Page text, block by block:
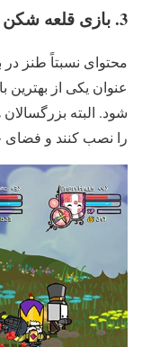
3. بازی قلعه شکن (Castle Crashers)
محتوای نسبتاً طنز در
عنوان یکی از بهترین
شود. البته
را نصب کنند و فضای